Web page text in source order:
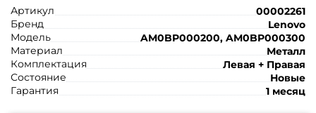
Артикул
00002261
Бренд
Lenovo
Модель
AM0BP000200, AM0BP000300
Материал
Металл
Комплектация
Левая + Правая
Состояние
Новые
Гарантия
1 месяц